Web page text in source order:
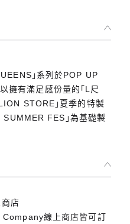
」系列於POP UP
擁有滿足感份量的「L尺
STORE」夏季的特製
FES」為基礎製
店
線上商店皆可訂